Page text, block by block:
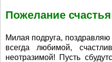
Пожелание
Милая подруга,
всегда любимой,
неотразимой! Пусть